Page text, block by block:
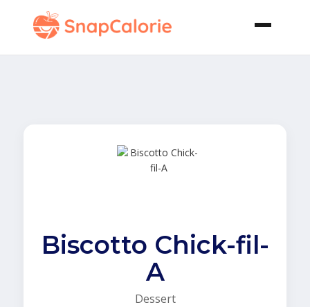
Biscotto Chick-fil-
A
Dessert